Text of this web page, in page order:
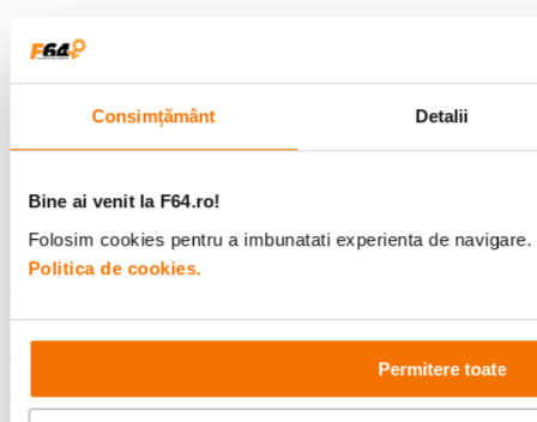
Consimțământ Detalii
Bine ai venit la F64.ro!
Folosim cookies pentru a imbunatati experienta de
Politica de cookies.
Permitere toate
specializata
Comenzi si livrare
Suport